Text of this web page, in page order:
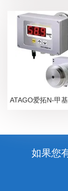
如果您